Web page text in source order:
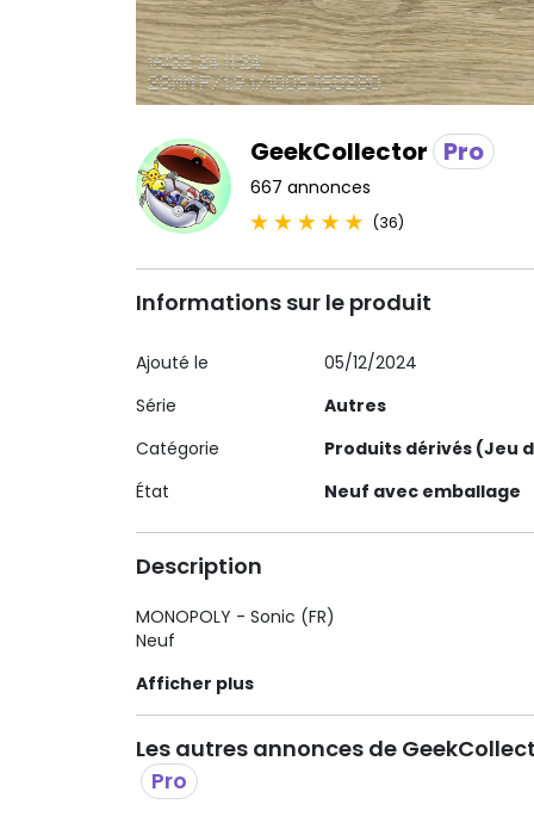
GeekCollector Pro
667 annonces
(36)
Informations sur le produit
Ajouté le
05/12/2024
Série
Autres
Catégorie
Produits dérivés (Jeu
État
Neuf avec emballage
Description
MONOPOLY - Sonic (FR)
Neuf
Afficher plus
Les autres annonces de
Pro